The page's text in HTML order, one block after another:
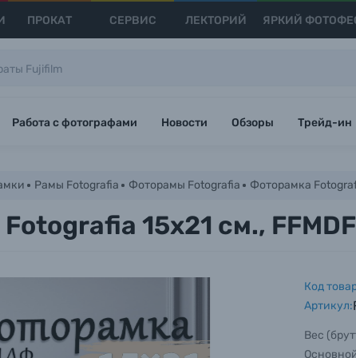
ПРОКАТ СЕРВИС ЛЕКТОРИЙ ЯРКИЙ
Работа с фотографами Новости Обзоры Трейд-ин
Рамы Fotografia Фоторамы Fotografia Фоторамка
15x21 см.,
Код
Артикул:
Вес